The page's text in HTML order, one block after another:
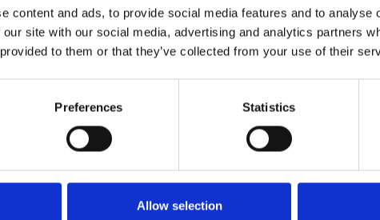
content and ads, to provide social media features and to analyse
site with our social media, advertising and analytics partners
to them or that they’ve collected from your use of their
Preferences Statistics
Allow selection
Gerelateerde producten